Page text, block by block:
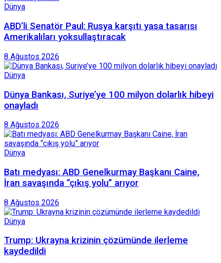
Dünya
ABD’li Senatör Paul: Rusya karşıtı yasa tasarısı
Amerikalıları yoksullaştıracak
8 Ağustos 2026
Dünya
Dünya Bankası, Suriye’ye 100 milyon dolarlık hibeyi
onayladı
8 Ağustos 2026
Dünya
Batı medyası: ABD Genelkurmay Başkanı Caine,
İran savaşında “çıkış yolu” arıyor
8 Ağustos 2026
Dünya
Trump: Ukrayna krizinin çözümünde ilerleme
kaydedildi